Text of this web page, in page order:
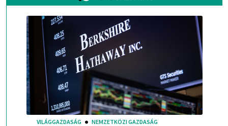
VILÁGGAZDASÁG NEMZETKÖZI GAZDASÁG